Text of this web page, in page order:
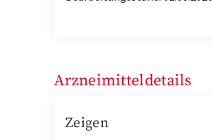
Arzneimitteldetails
Zeigen